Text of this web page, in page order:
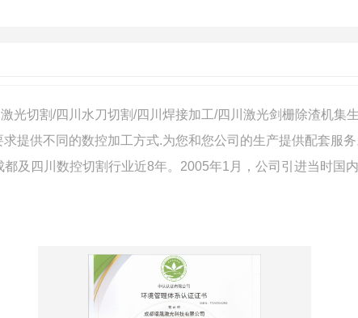
光切割/四川水刀切割/四川焊接加工/四川激光剑栅除渣机集
提供不同的数控加工方式.为您和您公司的生产提供配套服
及四川数控切割行业近8年。2005年1月，公司引进当时国